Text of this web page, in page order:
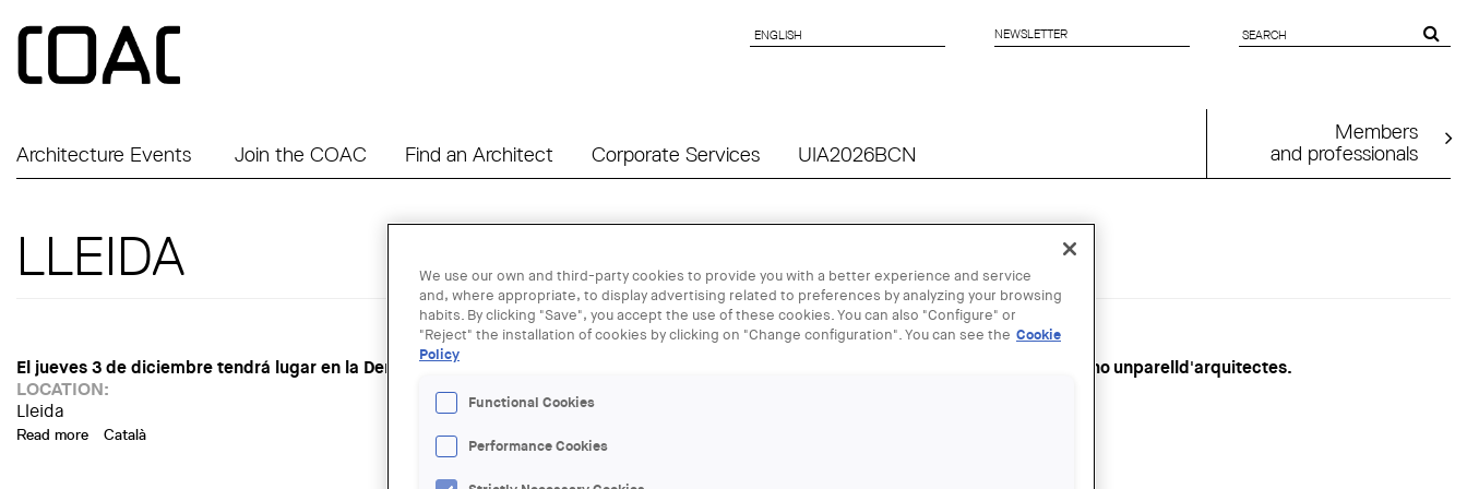
ENGLISH
ENGLISH NEWSLETTER
FORM
Architecture Events Join the COAC Find an Architect Corporate Services UIA2026BCN
Members
and professionals
LLEIDA
El jueves 3 de diciembre tendrá lugar en la Demarcación de Lleida la conferencia "INFRAESTRUCTURA Y ESCENA", a cargo del despacho unparelld'arquitectes.
LOCATION:
Lleida
Read more about Conferencia "Infraestuctura y escena", unparelld’arquitectes
Català
We use our own and third-party cookies to provide you with a better experience and service
and, where appropriate, to display advertising related to preferences by analyzing your browsing
habits. By clicking "Save", you accept the use of these cookies. You can also "Configure" or
"Reject" the installation of cookies by clicking on "Change configuration". You can see the Cookie
Policy
Functional Cookies
Performance Cookies